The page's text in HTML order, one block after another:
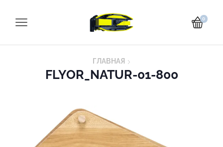
0
ГЛАВНАЯ
FLYOR_NATUR-01-800